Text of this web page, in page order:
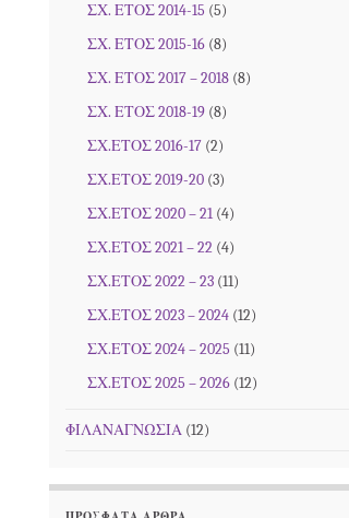
ΣΧ. ΕΤΟΣ 2014-15 (5)
ΣΧ. ΕΤΟΣ 2015-16 (8)
ΣΧ. ΕΤΟΣ 2017 – 2018 (8)
ΣΧ. ΕΤΟΣ 2018-19 (8)
ΣΧ.ΕΤΟΣ 2016-17 (2)
ΣΧ.ΕΤΟΣ 2019-20 (3)
ΣΧ.ΕΤΟΣ 2020 – 21 (4)
ΣΧ.ΕΤΟΣ 2021 – 22 (4)
ΣΧ.ΕΤΟΣ 2022 – 23 (11)
ΣΧ.ΕΤΟΣ 2023 – 2024 (12)
ΣΧ.ΕΤΟΣ 2024 – 2025 (11)
ΣΧ.ΕΤΟΣ 2025 – 2026 (12)
ΦΙΛΑΝΑΓΝΩΣΙΑ (12)